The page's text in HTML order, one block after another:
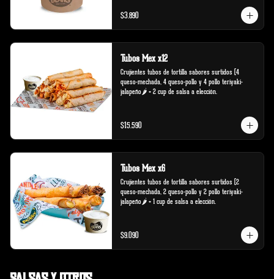
$3.890
Tubos Mex x12
Crujientes tubos de tortilla sabores surtidos (4
queso-mechada, 4 queso-pollo y 4 pollo teriyaki-
jalapeño🌶️ + 2 cup de salsa a elección.
$15.590
Tubos Mex x6
Crujientes tubos de tortilla sabores surtidos (2
queso-mechada, 2 queso-pollo y 2 pollo teriyaki-
jalapeño🌶️ + 1 cup de salsa a elección.
$9.090